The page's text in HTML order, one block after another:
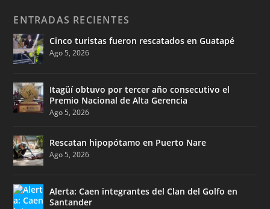
ENTRADAS RECIENTES
Cinco turistas fueron rescatados en Guatapé
Ago 5, 2026
Itagüí obtuvo por tercer año consecutivo el
Premio Nacional de Alta Gerencia
Ago 5, 2026
Rescatan hipopótamo en Puerto Nare
Ago 5, 2026
Alerta: Caen integrantes del Clan del Golfo en
Santander